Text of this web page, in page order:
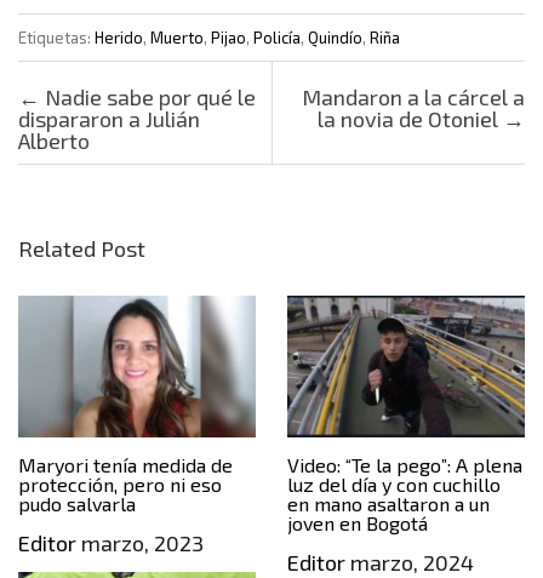
Etiquetas: Herido, Muerto, Pijao, Policía, Quindío, Riña
Post navigation
← Nadie sabe por qué le
dispararon a Julián
Alberto
Mandaron a la cárcel a
la novia de Otoniel →
Related Post
Maryori tenía medida de
protección, pero ni eso
pudo salvarla
Editor marzo, 2023
Video: “Te la pego”: A plena
luz del día y con cuchillo
en mano asaltaron a un
joven en Bogotá
Editormarzo, 2024